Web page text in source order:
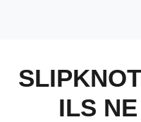
ILS